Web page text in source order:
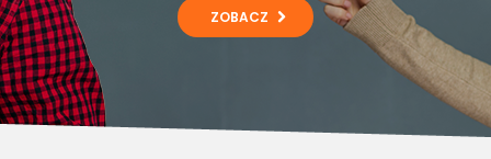
ZOBACZ